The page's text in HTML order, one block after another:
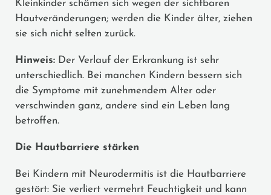
Kleinkinder schämen sich wegen der sichtbaren
Hautveränderungen; werden die Kinder älter, ziehen
sie sich nicht selten zurück.
Hinweis: Der Verlauf der Erkrankung ist sehr
unterschiedlich. Bei manchen Kindern bessern sich
die Symptome mit zunehmendem Alter oder
verschwinden ganz, andere sind ein Leben lang
betroffen.
Die Hautbarriere stärken
Bei Kindern mit Neurodermitis ist die Hautbarriere
gestört: Sie verliert vermehrt Feuchtigkeit und kann